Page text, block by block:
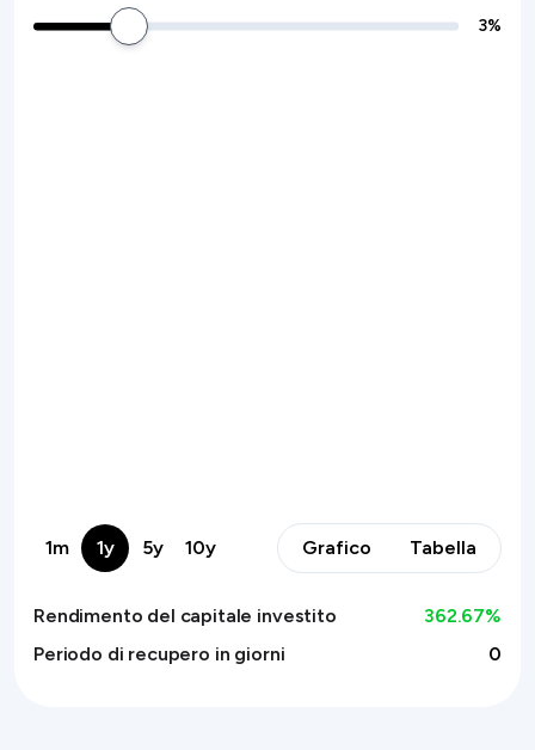
3%
1m 1y 5y 10y Grafico Tabella
Rendimento del capitale investito 362.67%
Periodo di recupero in giorni
0